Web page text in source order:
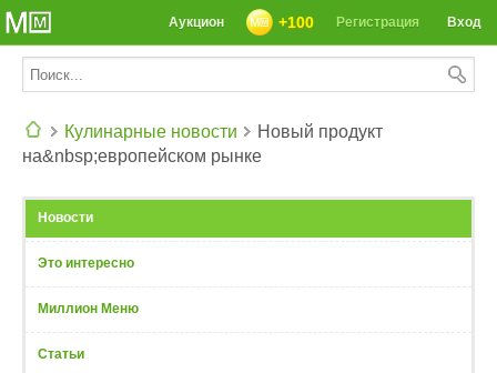
Вход
Регистрация
+100
Аукцион
Кулинарные новости
Новый продукт
на&nbsp;европейском рынке
Новости
Это интересно
Миллион Меню
Статьи